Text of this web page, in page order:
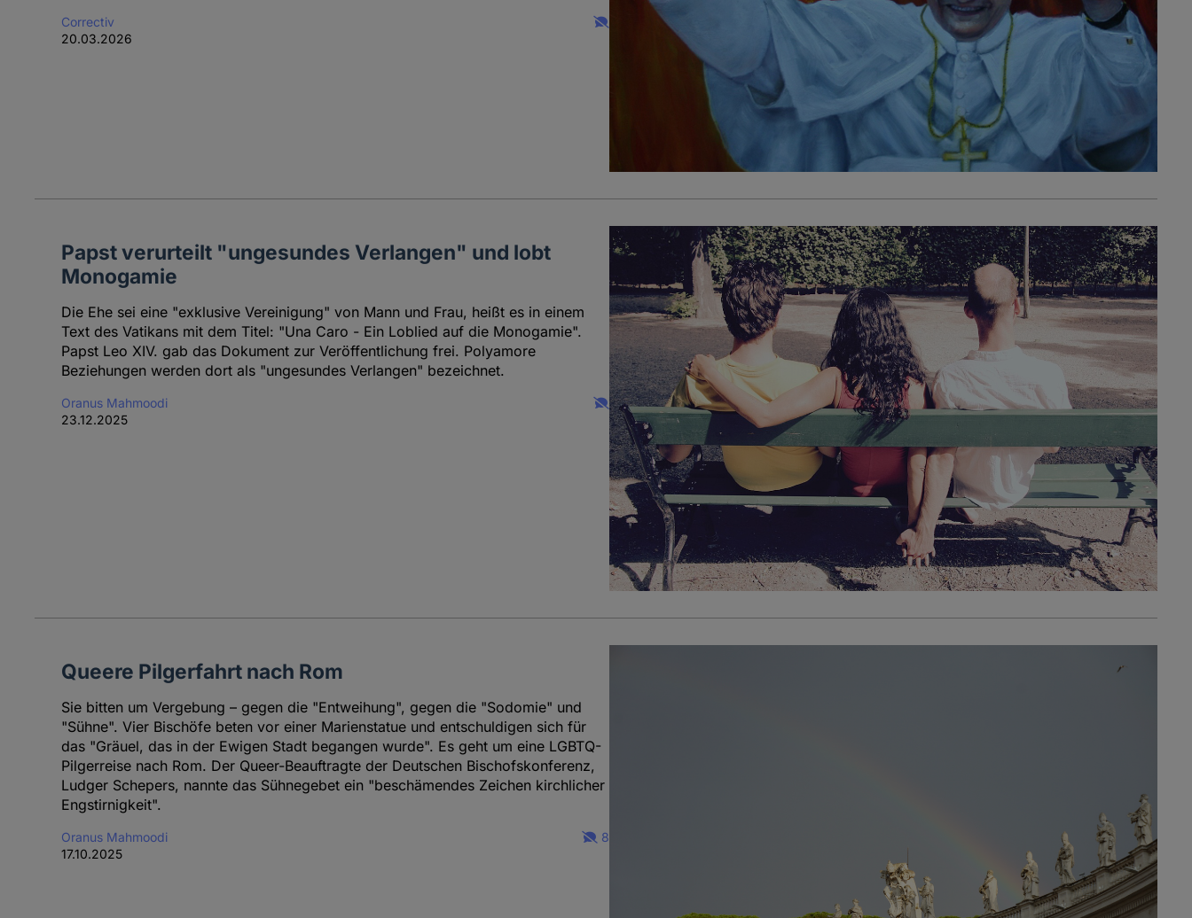
Correctiv
20.03.2026
Papst verurteilt "ungesundes Verlangen" und lobt
Monogamie
Die Ehe sei eine "exklusive Vereinigung" von Mann und Frau, heißt es in einem
Text des Vatikans mit dem Titel: "Una Caro - Ein Loblied auf die Monogamie".
Papst Leo XIV. gab das Dokument zur Veröffentlichung frei. Polyamore
Beziehungen werden dort als "ungesundes Verlangen" bezeichnet.
Oranus Mahmoodi
23.12.2025
Queere Pilgerfahrt nach Rom
Sie bitten um Vergebung – gegen die "Entweihung", gegen die "Sodomie" und
"Sühne". Vier Bischöfe beten vor einer Marienstatue und entschuldigen sich für
das "Gräuel, das in der Ewigen Stadt begangen wurde". Es geht um eine LGBTQ-
Pilgerreise nach Rom. Der Queer-Beauftragte der Deutschen Bischofskonferenz,
Ludger Schepers, nannte das Sühnegebet ein "beschämendes Zeichen kirchlicher
Engstirnigkeit".
Oranus Mahmoodi
17.10.2025
8